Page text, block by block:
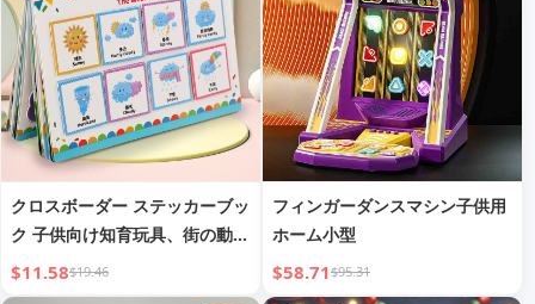
クロスボーダー ステッカーブッ
ク 子供向け知育玩具、街の動
物、マルチシーン DIY ステッカ
ー塗り絵 静かな本
$11.58$19.46
フィンガーダンスマシン子供用
ホーム小型
$58.71$95.31